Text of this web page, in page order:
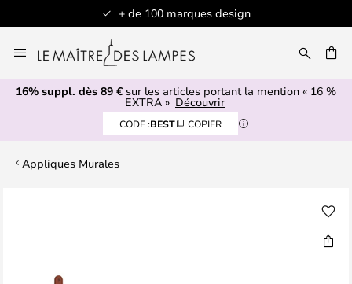
+ de 100 marques design
au
contenu
16% suppl. dès 89 € sur les articles portant la mention « 16 %
EXTRA » Découvrir
CODE :BEST COPIER
Appliques Murales